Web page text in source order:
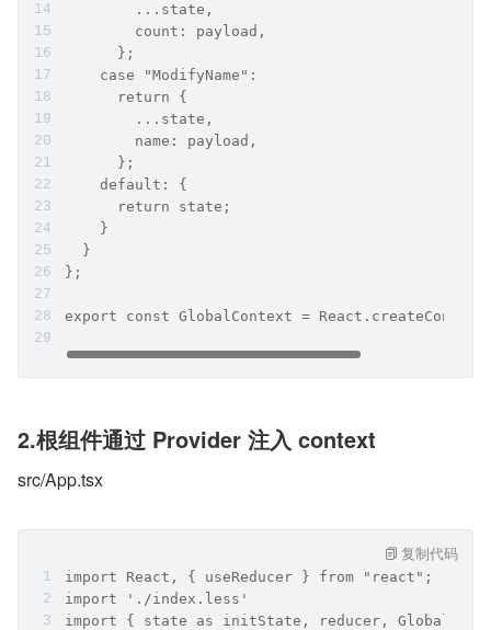
        ...state,
        count: payload,
      };
    case "ModifyName":
      return {
        ...state,
        name: payload,
      };
    default: {
      return state;
    }
  }
};
export const GlobalContext =
2.根组件通过 Provider 注入 context
src/App.tsx
import React, { useReducer } from "react";
import './index.less'
import { state as initState, reducer,
复制代码